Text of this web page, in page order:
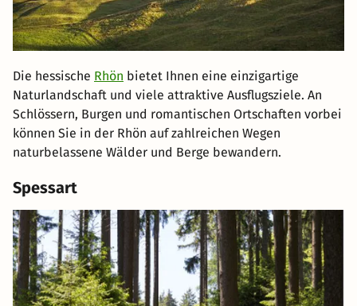
Die hessische Rhön bietet Ihnen eine einzigartige
Naturlandschaft und viele attraktive Ausflugsziele. An
Schlössern, Burgen und romantischen Ortschaften vorbei
können Sie in der Rhön auf zahlreichen Wegen
naturbelassene Wälder und Berge bewandern.
Spessart